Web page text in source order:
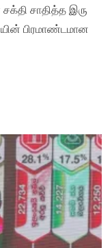
சாதித்த இரு
பிரமாண்டமான